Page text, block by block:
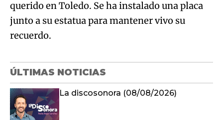
querido en Toledo. Se ha instalado una placa
junto a su estatua para mantener vivo su
recuerdo.
ÚLTIMAS NOTICIAS
La discosonora (08/08/2026)